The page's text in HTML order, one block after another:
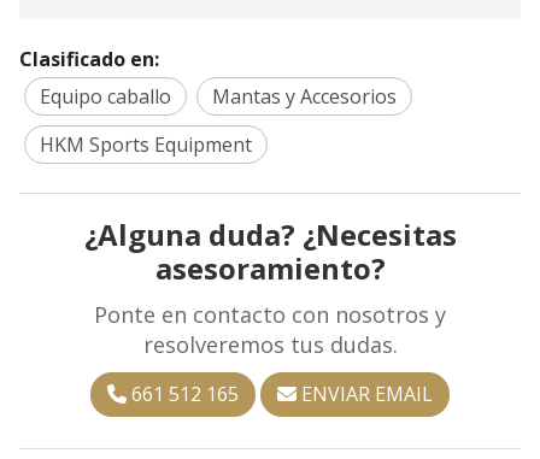
Clasificado en:
Equipo caballo
Mantas y Accesorios
HKM Sports Equipment
¿Alguna duda? ¿Necesitas
asesoramiento?
Ponte en contacto con nosotros y
resolveremos tus dudas.
661 512 165 ENVIAR EMAIL